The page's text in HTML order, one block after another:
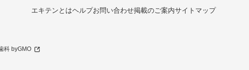
エキテンとはヘルプお問い合わせ掲載のご案内サイトマップ
科 byGMO